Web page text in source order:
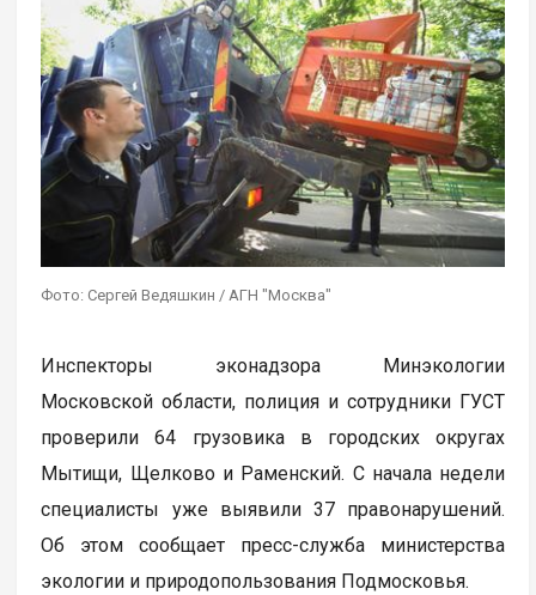
Фото: Сергей Ведяшкин / АГН "Москва"
Инспекторы эконадзора Минэкологии
Московской области, полиция и сотрудники ГУСТ
проверили 64 грузовика в городских округах
Мытищи, Щелково и Раменский. С начала недели
специалисты уже выявили 37 правонарушений.
Об этом сообщает пресс-служба министерства
экологии и природопользования Подмосковья.